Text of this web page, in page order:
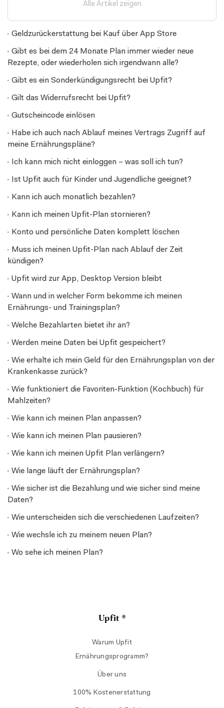
Alle Artikel zeigen
Geldzurückerstattung bei Kauf über App Store
Gibt es bei dem 24 Monate Plan immer wieder neue
Rezepte, oder wiederholen sich irgendwann alle?
Gibt es ein Sonderkündigungsrecht bei Upfit?
Gilt das Widerrufsrecht bei Upfit?
Gutscheincode einlösen
Habe ich auch nach Ablauf meines Vertrags Zugriff auf
meine Ernährungspläne?
Ich kann mich nicht einloggen – was soll ich tun?
Ist Upfit auch für Kinder und Jugendliche geeignet?
Kann ich auch monatlich bezahlen?
Kann ich meinen Upfit-Plan stornieren?
Konto und persönliche Daten komplett löschen
Muss ich meinen Upfit-Plan nach Ablauf der Zeit
kündigen?
Upfit wird zur App, Desktop Version bleibt
Wann und in welcher Form bekomme ich meinen
Ernährungs- und Trainingsplan?
Welche Bezahlarten bietet ihr an?
Werden meine Daten bei Upfit gespeichert?
Wie erhalte ich mein Geld für den Ernährungsplan von der
Krankenkasse zurück?
Wie funktioniert die Favoriten-Funktion (Kochbuch) für
Mahlzeiten?
Wie kann ich meinen Plan anpassen?
Wie kann ich meinen Plan pausieren?
Wie kann ich meinen Upfit Plan verlängern?
Wie lange läuft der Ernährungsplan?
Wie sicher ist die Bezahlung und wie sicher sind meine
Daten?
Wie unterscheiden sich die verschiedenen Laufzeiten?
Wie wechsle ich zu meinem neuen Plan?
Wo sehe ich meinen Plan?
Upfit ®
Warum Upfit
Ernährungsprogramm?
Über uns
100% Kostenerstattung